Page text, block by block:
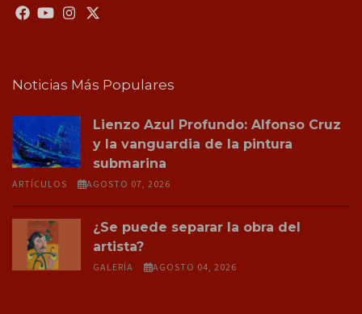
Noticias Más Populares
Lienzo Azul Profundo: Alfonso Cruz
y la vanguardia de la pintura
submarina
ARTÍCULOS AGOSTO 07, 2026
¿Se puede separar la obra del
artista?
GALERÍA AGOSTO 04, 2026